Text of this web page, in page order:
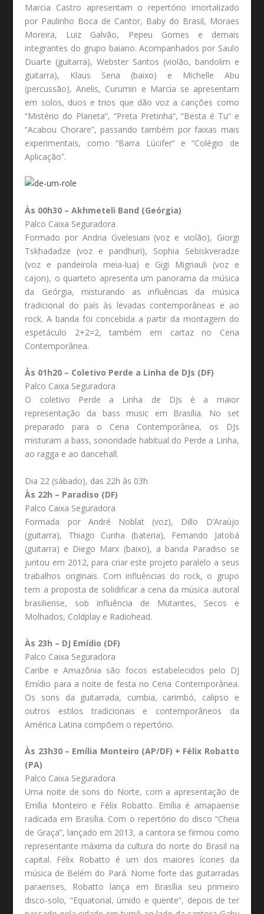
Marcia Castro apresentam o repertório imortalizado
por Paulinho Boca de Cantor, Baby do Brasil, Moraes
Moreira, Luiz Galvão, Pepeu Gomes e demais
integrantes do grupo baiano. Acompanhados por Saulo
Duarte (guitarra), Webster Santos (violão, bandolim e
guitarra), Klaus Sena (baixo) e Michelle Abu
(percussão), Anelis, Curumin e Marcia se apresentam
em solos, duos e trios que dão voz a canções como
“Mistério do Planeta”, “Preta Pretinha”, “Besta é Tu” e
“Acabou Chorare”, passando também por faixas mais
experimentais, como “Barra Lúcifer” e “Colégio de
Aplicação”.
Às 00h30 – Akhmeteli Band (Geórgia)
Palco Caixa Seguradora
Formado por Andria Gvelesiani (voz e violão), Giorgi
Tskhadadze (voz e pandhuri), Sophia Sebiskveradze
(voz e pandeirola meia-lua) e Gigi Migriauli (voz e
cajon), o quarteto apresenta um panorama da música
da Geórgia, misturando as influências da música
tradicional do país às levadas contemporâneas e ao
rock. A banda foi concebida a partir da montagem do
espetáculo 2+2=2, também em cartaz no Cena
Contemporânea.
Às 01h20 – Coletivo Perde a Linha de DJs (DF)
Palco Caixa Seguradora
O coletivo Perde a Linha de DJs é a maior
representação da bass music em Brasília. No set
preparado para o Cena Contemporânea, os DJs
misturam a bass, sonoridade habitual do Perde a Linha,
ao ragga e ao dancehall.
Dia 22 (sábado), das 22h às 03h
Às 22h – Paradiso (DF)
Palco Caixa Seguradora
Formada por André Noblat (voz), Dillo D’Araújo
(guitarra), Thiago Cunha (bateria), Fernando Jatobá
(guitarra) e Diego Marx (baixo), a banda Paradiso se
juntou em 2012, para criar este projeto paralelo a seus
trabalhos originais. Com influências do rock, o grupo
tem a proposta de solidificar a cena da música autoral
brasiliense, sob influência de Mutantes, Secos e
Molhados, Coldplay e Radiohead.
Às 23h – DJ Emídio (DF)
Palco Caixa Seguradora
Caribe e Amazônia são focos estabelecidos pelo DJ
Emídio para a noite de festa no Cena Contemporânea.
Os sons da guitarrada, cumbia, carimbó, calipso e
outros estilos tradicionais e contemporâneos da
América Latina compõem o repertório.
Às 23h30 – Emília Monteiro (AP/DF) + Félix Robatto
(PA)
Palco Caixa Seguradora
Uma noite de sons do Norte, com a apresentação de
Emília Monteiro e Félix Robatto. Emília é amapaense
radicada em Brasília. Com o repertório do disco “Cheia
de Graça”, lançado em 2013, a cantora se firmou como
representante máxima da cultura do norte do Brasil na
capital. Félix Robatto é um dos maiores ícones da
música de Belém do Pará. Nome forte das guitarradas
paraenses, Robatto lança em Brasília seu primeiro
disco-solo, “Equatorial, úmido e quente”, depois de ter